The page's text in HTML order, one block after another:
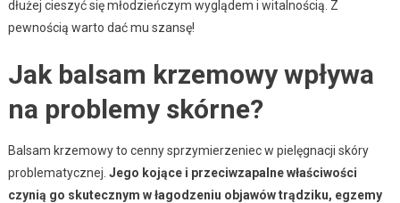
dłużej cieszyć się młodzieńczym wyglądem i witalnością. Z
pewnością warto dać mu szansę!
Jak balsam krzemowy wpływa
na problemy skórne?
Balsam krzemowy to cenny sprzymierzeniec w pielęgnacji skóry
problematycznej. Jego kojące i przeciwzapalne właściwości
czynią go skutecznym w łagodzeniu objawów trądziku, egzemy